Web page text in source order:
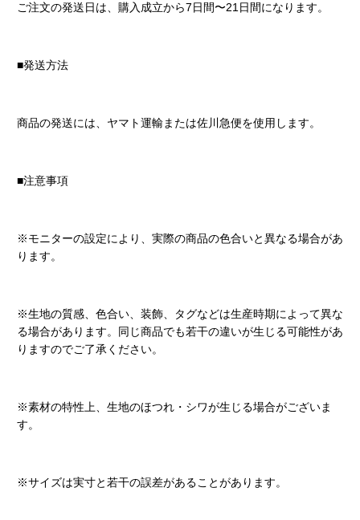
ご注文の発送日は、購入成立から7日間〜21日間になります。
■発送方法
商品の発送には、ヤマト運輸または佐川急便を使用します。
■注意事項
※モニターの設定により、実際の商品の色合いと異なる場合があ
ります。
※生地の質感、色合い、装飾、タグなどは生産時期によって異な
る場合があります。同じ商品でも若干の違いが生じる可能性があ
りますのでご了承ください。
※素材の特性上、生地のほつれ・シワが生じる場合がございま
す。
※サイズは実寸と若干の誤差があることがあります。